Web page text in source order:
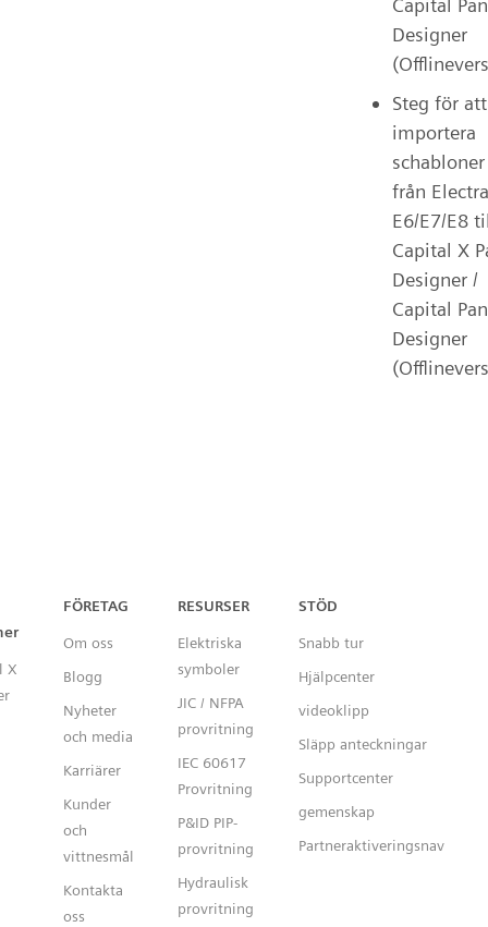
Capital
Designer
Steg för att
importera
schabloner
från Electra
E6/E7/E8
Capital X
Designer /
Capital
Designer
Capital™ X Panel Designer
X
FÖRETAG
Om oss
Blogg
Nyheter
och media
Karriärer
Kunder
och
vittnesmål
Kontakta
oss
RESURSER
Elektriska
symboler
JIC / NFPA
provritning
IEC 60617
Provritning
P&ID PIP-
provritning
Hydraulisk
provritning
STÖD
Snabb tur
Hjälpcenter
videoklipp
Släpp anteckningar
Supportcenter
gemenskap
Partneraktiveringsnav